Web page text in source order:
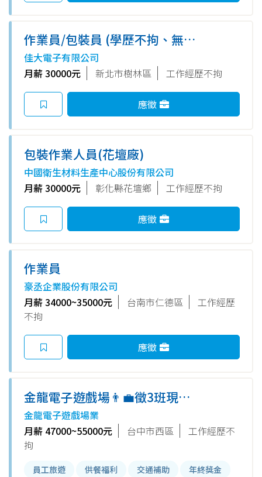
作業員/包裝員 (學歷不拘、無經
驗可)
佳大電子有限公司
月薪 30000元
新北市樹林區 工作經歷不拘
應徵
包裝作業人員(花壇廠)
中國衛生材料生產中心股份有限公司
月薪 30000元
彰化縣花壇鄉 工作經歷不拘
應徵
作業員
豪丞企業股份有限公司
月薪 34000~35000元
台南市仁德區
工作經歷
不拘
應徵
金龍電子遊戲場👨‍💼徵3班現場
服務人員👩‍💼✨福利佳(需附照
片.自傳)
金龍電子遊戲場業
月薪 47000~55000元
台中市西區
工作經歷不
拘
員工旅遊 供餐福利 交通補助 年終獎金